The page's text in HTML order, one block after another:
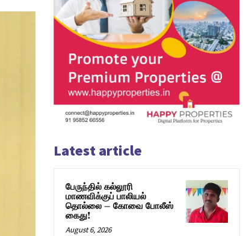
Latest article
பேருந்தில் கல்லூரி
மாணவிக்குப் பாலியல்
தொல்லை – கோவை போலீஸ்
கைது!
August 6, 2026